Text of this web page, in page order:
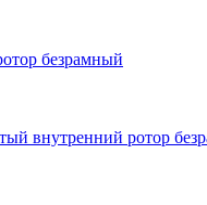
безрамный
внутренний ротор